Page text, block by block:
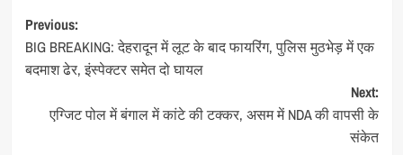
Post
navigation
Previous:
BIG BREAKING: देहरादून में लूट के बाद फायरिंग, पुलिस मुठभेड़ में एक
बदमाश ढेर, इंस्पेक्टर समेत दो घायल
Next:
एग्जिट पोल में बंगाल में कांटे की टक्कर, असम में NDA की वापसी के
संकेत